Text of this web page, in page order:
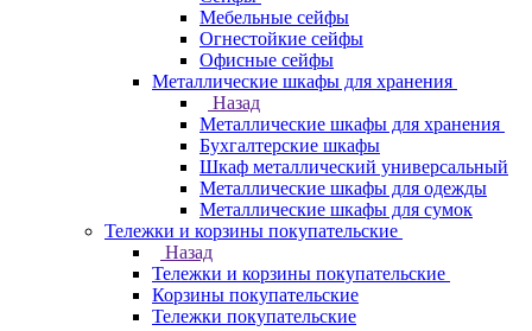
Мебельные сейфы
Огнестойкие сейфы
Офисные сейфы
Металлические шкафы для хранения
Назад
Металлические шкафы для хранения
Бухгалтерские шкафы
Шкаф металлический универсальный
Металлические шкафы для одежды
Металлические шкафы для сумок
Тележки и корзины покупательские
Назад
Тележки и корзины покупательские
Корзины покупательские
Тележки покупательские